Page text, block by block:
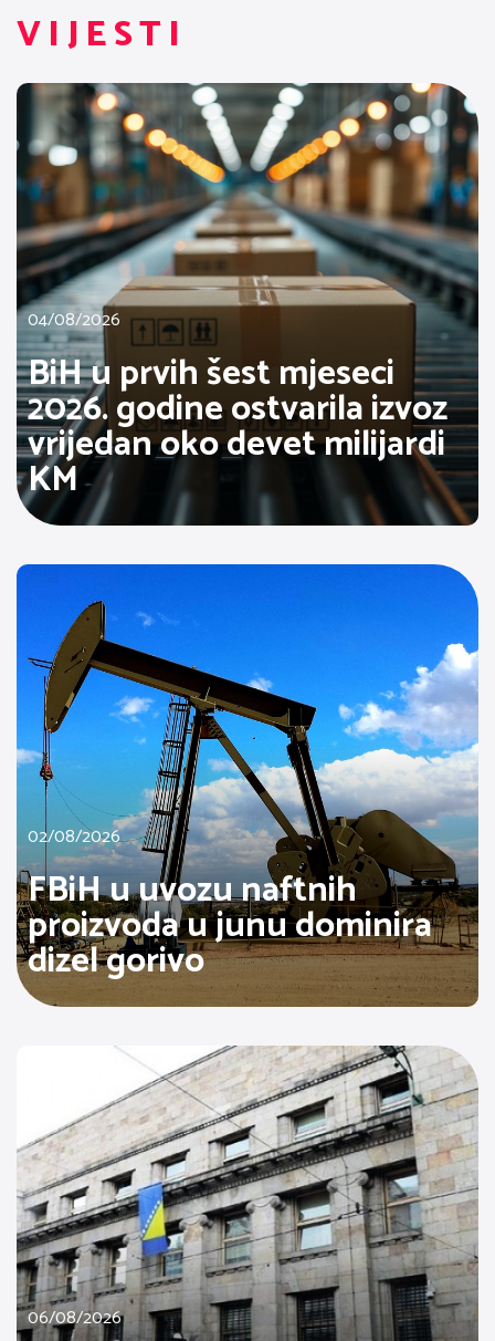
VIJESTI
04/08/2026
BiH u prvih šest mjeseci
2026. godine ostvarila izvoz
vrijedan oko devet milijardi
KM
02/08/2026
FBiH u uvozu naftnih
proizvoda u junu dominira
dizel gorivo
06/08/2026